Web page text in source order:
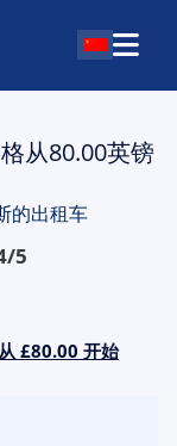
从80.00英镑
的出租车
/5
£80.00 开始